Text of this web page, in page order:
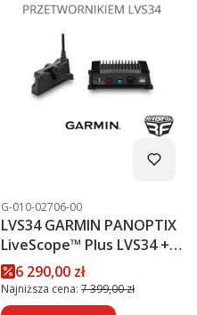
Kod produktu
G-010-02706-00
LVS34 GARMIN PANOPTIX
LiveScope™ Plus LVS34 +
MODUŁ GLS 10™
PROMOCJA
Cena promocyjna
6 290,00 zł
Najniższa cena: 7 399,00 zł